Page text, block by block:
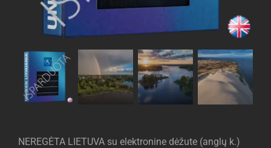
NEREGĖTA LIETUVA su elektronine dėžute (anglų k.)